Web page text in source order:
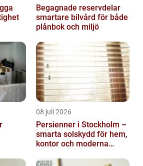
Begagnade reservdelar
smartare bilvård för både
plånbok och miljö
08 juli 2026
Persienner i Stockholm –
smarta solskydd för hem,
kontor och moderna